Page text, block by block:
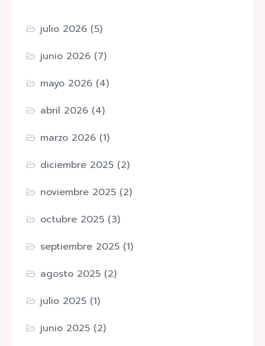
julio 2026 (5)
junio 2026 (7)
mayo 2026 (4)
abril 2026 (4)
marzo 2026 (1)
diciembre 2025 (2)
noviembre 2025 (2)
octubre 2025 (3)
septiembre 2025 (1)
agosto 2025 (2)
julio 2025 (1)
junio 2025 (2)